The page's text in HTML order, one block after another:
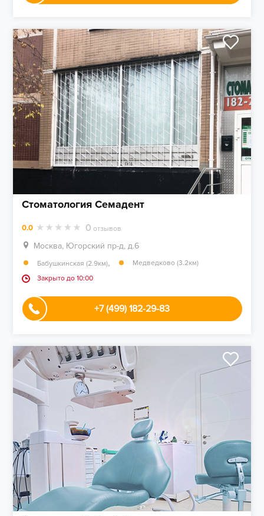
Стоматология Семадент
0.0 0 отзывов
Москва, Югорский пр-д, д.6
Бабушкинская (2.9км),
Медведково (3.2км)
Закрыто до 10:00
+7 (499) 182-29-83